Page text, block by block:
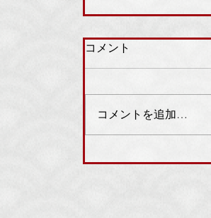
コメント
コメントを追加…